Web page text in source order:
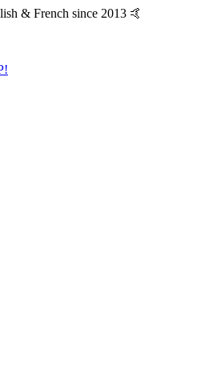
& French since 2013 🤙